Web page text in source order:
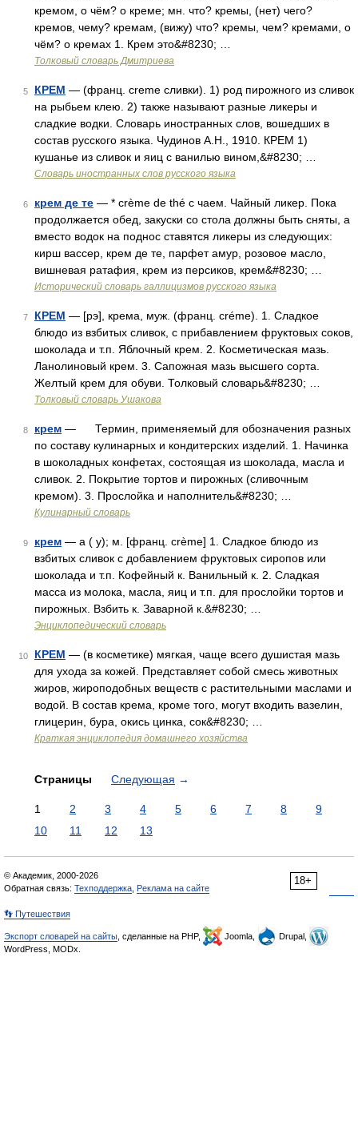
кремом, о чём? о креме; мн. что? кремы, (нет) чего?
кремов, чему? кремам, (вижу) что? кремы, чем? кремами, о
чём? о кремах 1. Крем это&#8230; …
Толковый словарь Дмитриева
5 КРЕМ — (франц. creme сливки). 1) род пирожного из сливок
на рыбьем клею. 2) также называют разные ликеры и
сладкие водки. Словарь иностранных слов, вошедших в
состав русского языка. Чудинов А.Н., 1910. КРЕМ 1)
кушанье из сливок и яиц с ванилью вином,&#8230; …
Словарь иностранных слов русского языка
6 крем де те — * crème de thé с чаем. Чайный ликер. Пока
продолжается обед, закуски со стола должны быть сняты, а
вместо водок на поднос ставятся ликеры из следующих:
кирш вассер, крем де те, парфет амур, розовое масло,
вишневая ратафия, крем из персиков, крем&#8230; …
Исторический словарь галлицизмов русского языка
7 КРЕМ — [рэ], крема, муж. (франц. créme). 1. Сладкое
блюдо из взбитых сливок, с прибавлением фруктовых соков,
шоколада и т.п. Яблочный крем. 2. Косметическая мазь.
Ланолиновый крем. 3. Сапожная мазь высшего сорта.
Желтый крем для обуви. Толковый словарь&#8230; …
Толковый словарь Ушакова
8 крем — Термин, применяемый для обозначения разных
по составу кулинарных и кондитерских изделий. 1. Начинка
в шоколадных конфетах, состоящая из шоколада, масла и
сливок. 2. Покрытие тортов и пирожных (сливочным
кремом). 3. Прослойка и наполнитель&#8230; …
Кулинарный словарь
9 крем — а ( у); м. [франц. crème] 1. Сладкое блюдо из
взбитых сливок с добавлением фруктовых сиропов или
шоколада и т.п. Кофейный к. Ванильный к. 2. Сладкая
масса из молока, масла, яиц и т.п. для прослойки тортов и
пирожных. Взбить к. Заварной к.&#8230; …
Энциклопедический словарь
10 КРЕМ — (в косметике) мягкая, чаще всего душистая мазь
для ухода за кожей. Представляет собой смесь животных
жиров, жироподобных веществ с растительными маслами и
водой. В состав крема, кроме того, могут входить вазелин,
глицерин, бура, окись цинка, сок&#8230; …
Краткая энциклопедия домашнего хозяйства
Страницы Следующая →
1 2 3 4 5 6 7 8
9
10
11 12 13
18+
© Академик, 2000-2026
Обратная связь: Техподдержка Реклама на сайте
👣 Путешествия
Экспорт словарей на сайты , сделанные на PHP, Joomla,
Drupal,
WordPress, MODx.